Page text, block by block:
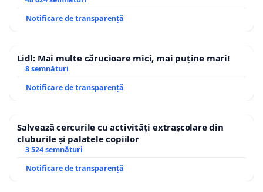
interne, cat si in actele internationale.
Notificare de transparență
Lidl: Mai multe cărucioare mici, mai puține mari!
8 semnături
Notificare de transparență
Salvează cercurile cu activități extrașcolare din
cluburile și palatele copiilor
3 524 semnături
Notificare de transparență